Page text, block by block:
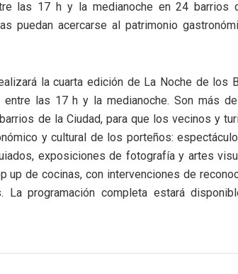
las 17 h y la medianoche en 24 barrios
puedan acercarse al patrimonio
la cuarta edición de La Noche de los
entre las 17 h y la medianoche. Son más
de la Ciudad, para que los vecinos y
y cultural de los porteños:
exposiciones de fotografía y artes
up de cocinas, con intervenciones de
programación completa estará